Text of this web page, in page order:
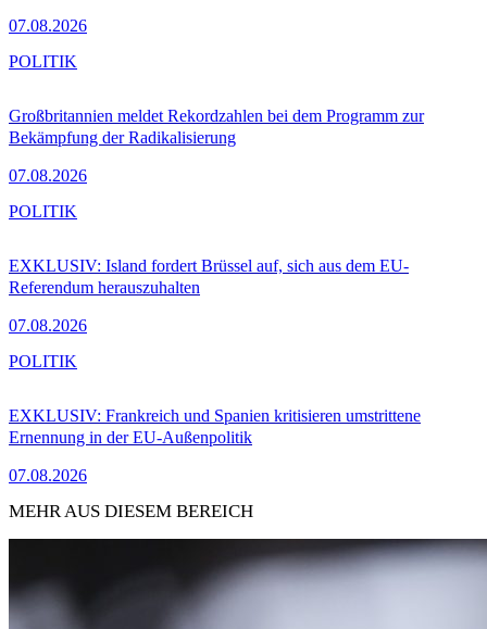
07.08.2026
Großbritannien meldet Rekordzahlen bei dem Programm zur
Bekämpfung der Radikalisierung
07.08.2026
POLITIK
EXKLUSIV: Island fordert Brüssel auf, sich aus dem EU-
Referendum herauszuhalten
07.08.2026
POLITIK
EXKLUSIV: Frankreich und Spanien kritisieren umstrittene
Ernennung in der EU-Außenpolitik
07.08.2026
POLITIK
MEHR AUS DIESEM BEREICH